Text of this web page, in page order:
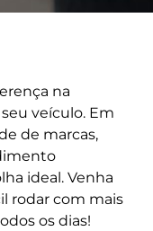
na
veículo. Em
de marcas,
ideal. Venha
rodar com mais
os dias!